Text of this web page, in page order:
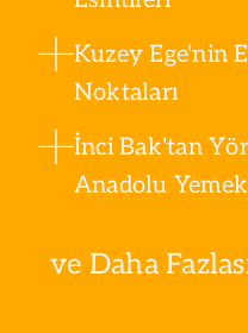
Kuzey Ege'nin
Noktaları
İnci Bak'tan
Anadolu
ve Daha